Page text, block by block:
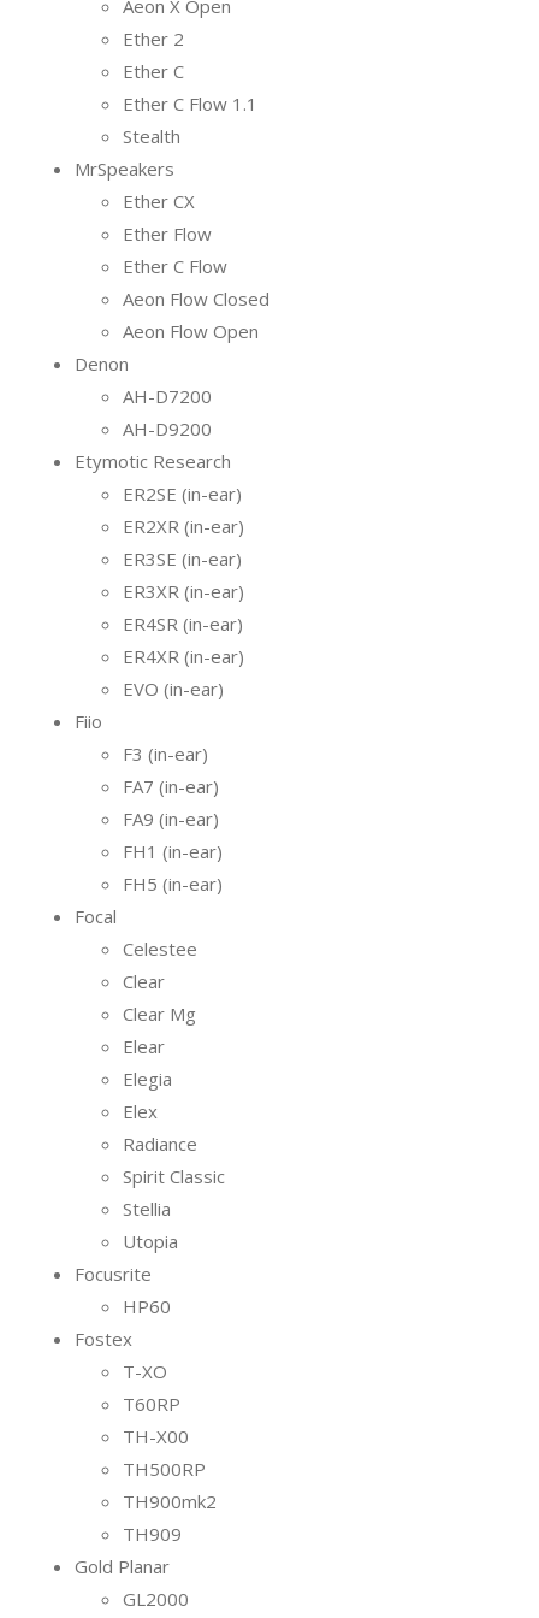
Aeon X Open
Ether 2
Ether C
Ether C Flow 1.1
Stealth
MrSpeakers
Ether CX
Ether Flow
Ether C Flow
Aeon Flow Closed
Aeon Flow Open
Denon
AH-D7200
AH-D9200
Etymotic Research
ER2SE (in-ear)
ER2XR (in-ear)
ER3SE (in-ear)
ER3XR (in-ear)
ER4SR (in-ear)
ER4XR (in-ear)
EVO (in-ear)
Fiio
F3 (in-ear)
FA7 (in-ear)
FA9 (in-ear)
FH1 (in-ear)
FH5 (in-ear)
Focal
Celestee
Clear
Clear Mg
Elear
Elegia
Elex
Radiance
Spirit Classic
Stellia
Utopia
Focusrite
HP60
Fostex
T-XO
T60RP
TH-X00
TH500RP
TH900mk2
TH909
Gold Planar
GL2000